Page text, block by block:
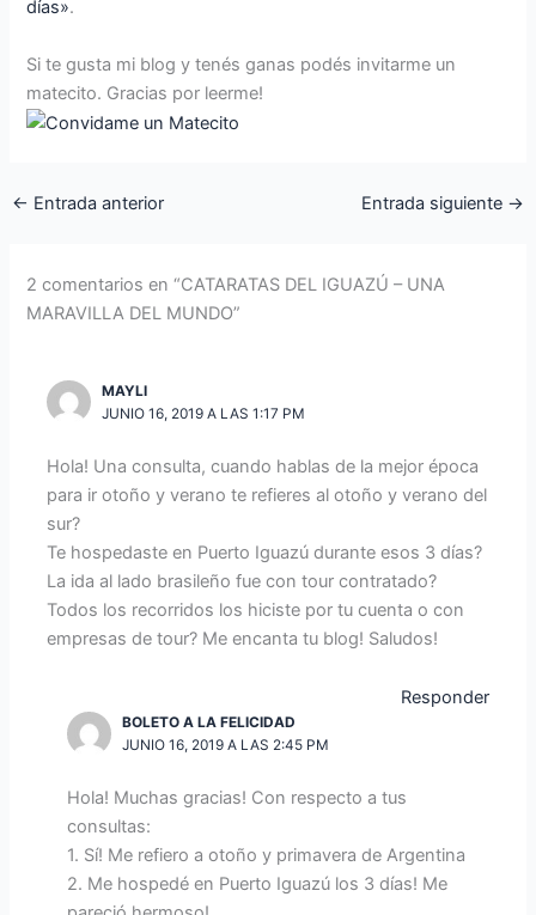
días».
Si te gusta mi blog y tenés ganas podés invitarme un
matecito. Gracias por leerme!
← Entrada anterior Entrada siguiente →
2 comentarios en “CATARATAS DEL IGUAZÚ – UNA
MARAVILLA DEL MUNDO”
MAYLI
JUNIO 16, 2019 A LAS 1:17 PM
Hola! Una consulta, cuando hablas de la mejor época
para ir otoño y verano te refieres al otoño y verano del
sur?
Te hospedaste en Puerto Iguazú durante esos 3 días?
La ida al lado brasileño fue con tour contratado?
Todos los recorridos los hiciste por tu cuenta o con
empresas de tour? Me encanta tu blog! Saludos!
Responder
BOLETO A LA FELICIDAD
JUNIO 16, 2019 A LAS 2:45 PM
Hola! Muchas gracias! Con respecto a tus
consultas:
1. Sí! Me refiero a otoño y primavera de Argentina
2. Me hospedé en Puerto Iguazú los 3 días! Me